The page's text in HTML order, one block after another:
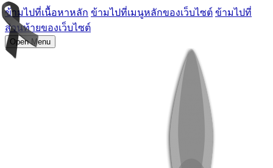
ข้ามไปที่เนื้อหาหลัก ข้ามไปที่เมนูหลักของเว็บไซต์ ข้ามไปที่
ส่วนท้ายของเว็บไซต์
Open Menu